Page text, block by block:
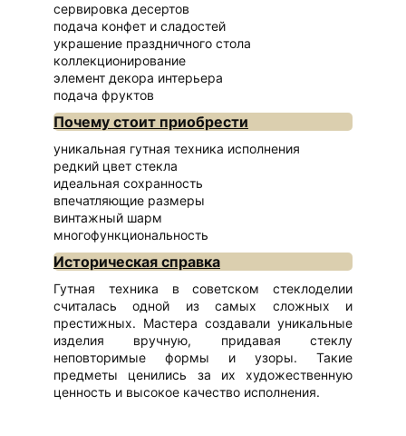
сервировка десертов
подача конфет и сладостей
украшение праздничного стола
коллекционирование
элемент декора интерьера
подача фруктов
Почему стоит приобрести
уникальная гутная техника исполнения
редкий цвет стекла
идеальная сохранность
впечатляющие размеры
винтажный шарм
многофункциональность
Историческая справка
Гутная техника в советском стеклоделии
считалась одной из самых сложных и
престижных. Мастера создавали уникальные
изделия вручную, придавая стеклу
неповторимые формы и узоры. Такие
предметы ценились за их художественную
ценность и высокое качество исполнения.